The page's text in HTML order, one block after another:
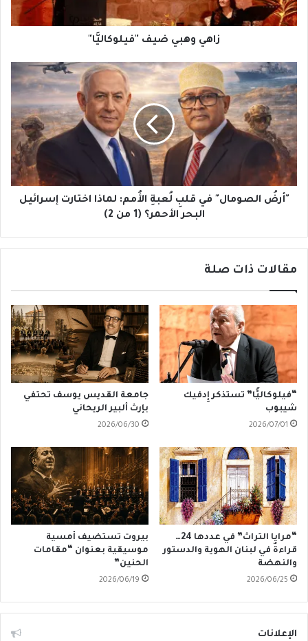
زاهي وهبي ضيف "فيلوكاليَّا"
"أرضُ
الصومال"
في
قلبِ
لُعبةِ
الأُمم:
لماذا
اختارت
إسرائيل
البحر"أرضُ الصومال" في قلبِ لُعبةِ الأُمم: لماذا اختارت إسرائيل
البحر الأحمر؟ (1 من 2)
مقالات ذات صلة
“فيلوكاليًّا” تستذكر إِدفيك
شيبوب
2026/07/01
جامعة القديس يوسف تحتفي
بإرث ألبير الريحاني
2026/06/30
“مرايا التراث” في عددها 24…
قراءةٌ في لبنان الهوية والدستور
والنهضة
2026/06/25
بيروت تستضيف أمسية
موسيقية بعنوان “مقامات
الحنين”
2026/06/19
الإعلانات